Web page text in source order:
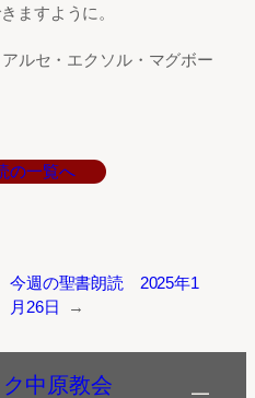
ますように。
ルセ・エクソル・マグボー
の一覧へ
今週の聖書朗読 2025年1
月26日
→
中原教会